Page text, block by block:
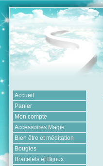
Accueil
Panier
Mon compte
Accessoires Magie
Bien être et méditation
Bougies
Bracelets et Bijoux